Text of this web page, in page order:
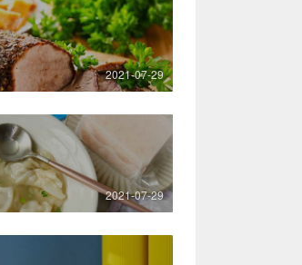
2021-07-29
2021-07-29